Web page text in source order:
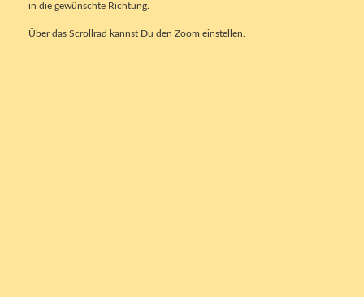
in die gewünschte Richtung.
Über das Scrollrad kannst Du den Zoom einstellen.